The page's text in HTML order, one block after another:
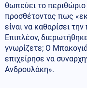
θωπεύει το
προσθέτοντας πως
είναι να καθαρίσει
Επιπλέον,
γνωρίζετε; Ο
επιχείρησε να
Ανδρουλάκη».